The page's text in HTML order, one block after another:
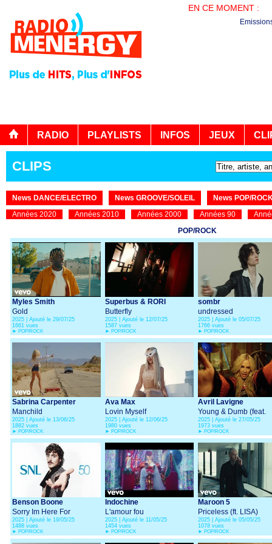
EN CE MOMENT :
RADIO PLAYLISTS INFOS JEUX
CLIPS
News DANCE/ELECTRO News GROOVE/SOLEIL
News POP/
Années 2020
Années 2010 Années 2000 Années 90
POP/ROCK
Myles Smith
Gold
2025 | Ajouté le 29/07/25
1661 vues
► POP/ROCK
Superbus & RORI
Butterfly
2025 | Ajouté le 12/07/25
1587 vues
► POP/ROCK
sombr
undressed
2025 | Ajouté le 05/07/25
1766 vues
► POP/ROCK
Sabrina Carpenter
Manchild
2025 | Ajouté le 13/06/25
1882 vues
► POP/ROCK
Ava Max
Lovin Myself
2025 | Ajouté le 12/06/25
1980 vues
► POP/ROCK
Avril Lavigne
Young & Dumb (feat.
Simple Plan)
2025 | Ajouté le 27/05/25
1973 vues
► POP/ROCK
Benson Boone
Sorry Im Here For
Someone Else
2025 | Ajouté le 19/05/25
1488 vues
► POP/ROCK
Indochine
L'amour fou
2025 | Ajouté le 11/05/25
1454 vues
► POP/ROCK
Maroon 5
Priceless (ft. LISA)
2025 | Ajouté le 05/05/25
1078 vues
► POP/ROCK